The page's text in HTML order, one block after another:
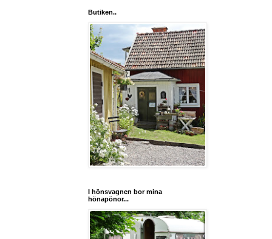
Butiken..
I hönsvagnen bor mina
hönapönor...